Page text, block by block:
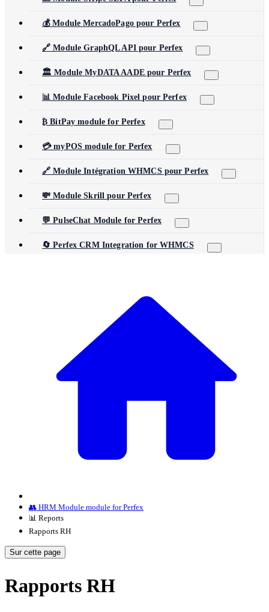
💰 Module MercadoPago pour Perfex
🔗 Module GraphQL API pour Perfex
🏛️ Module MyDATA AADE pour Perfex
📊 Module Facebook Pixel pour Perfex
₿ BitPay module for Perfex
💳 myPOS module for Perfex
🔗 Module Intégration WHMCS pour Perfex
💸 Module Skrill pour Perfex
💬 PulseChat Module for Perfex
🔄 Perfex CRM Integration for WHMCS
👥 HRM Module module for Perfex
📊 Reports
Rapports RH
Sur cette page
Rapports RH